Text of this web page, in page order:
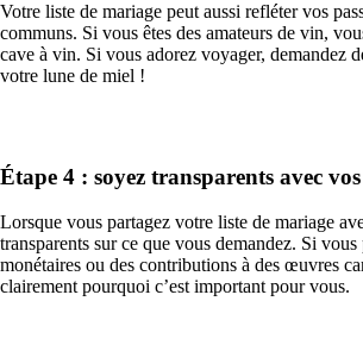
Votre liste de mariage peut aussi refléter vos
communs. Si vous êtes des amateurs de vin,
cave à vin. Si vous adorez voyager, demandez
votre lune de miel !
Étape 4 : soyez transparents avec
Lorsque vous partagez votre liste de mariage
transparents sur ce que vous demandez. Si vous
monétaires ou des contributions à des œuvres
clairement pourquoi c’est important pour vous.